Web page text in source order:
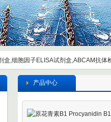
盒,细胞因子ELISA试剂盒,ABCAM抗体
产品中心